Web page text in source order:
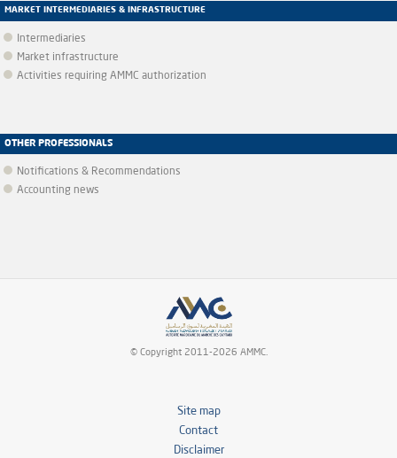
MARKET INTERMEDIARIES & INFRASTRUCTURE
Intermediaries
Market infrastructure
Activities requiring AMMC authorization
OTHER PROFESSIONALS
Notifications & Recommendations
Accounting news
© Copyright 2011-2026 AMMC.
Site map
Contact
Disclaimer